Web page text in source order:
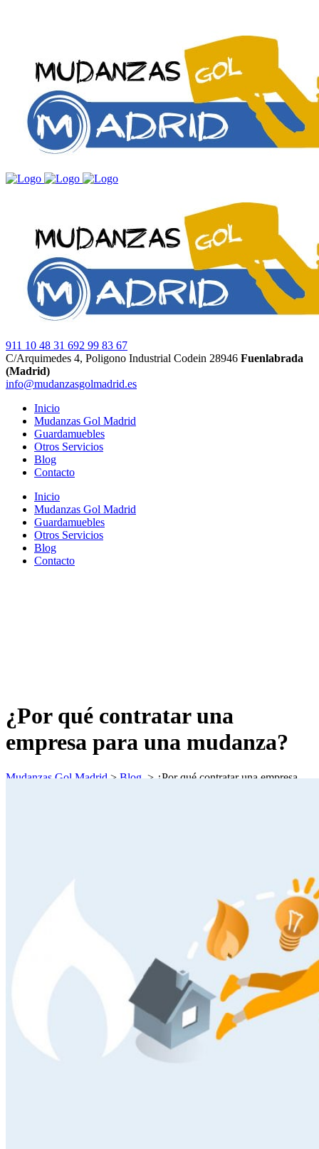
911 10 48 31 692 99 83 67
C/Arquimedes 4, Poligono Industrial Codein 28946 Fuenlabrada
(Madrid)
info@mudanzasgolmadrid.es
Inicio
Mudanzas Gol Madrid
Guardamuebles
Otros Servicios
Blog
Contacto
Inicio
Mudanzas Gol Madrid
Guardamuebles
Otros Servicios
Blog
Contacto
¿Por qué contratar una
empresa para una mudanza?
Mudanzas Gol Madrid>Blog >¿Por qué contratar una empresa